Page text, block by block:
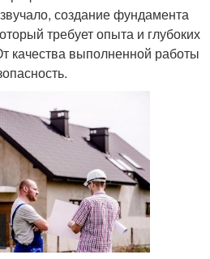
создание фундамента
требует опыта и глубоких
качества выполненной работы